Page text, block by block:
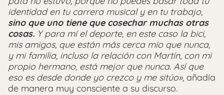
identidad en tu carrera musical y en tu trabajo,
sino que uno tiene que cosechar muchas otras
cosas. Y para mí el deporte, en este caso la bici,
mis amigos, que están más cerca mío que nunca,
y mi familia, incluso la relación con Martín, con mi
propio hermano, está mejor que nunca. Así que
eso es desde donde yo crezco y me sitúo», añadía
de manera muy consciente a su discurso.